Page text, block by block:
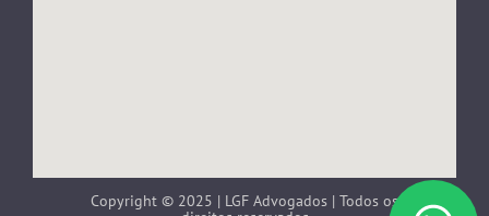
Copyright © 2025 | LGF Advogados | Todos os